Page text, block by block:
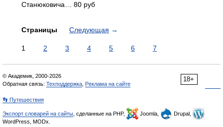
Станюковича… 80 руб
Страницы Следующая →
1 2 3 4 5 6 7
18+
© Академик, 2000-2026
Обратная связь: Техподдержка Реклама на сайте
👣 Путешествия
Экспорт словарей на сайты , сделанные на PHP, Joomla,
Drupal,
WordPress, MODx.